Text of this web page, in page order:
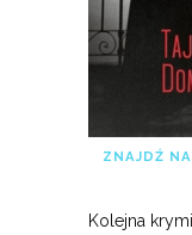
ZNAJDŹ
Kolejna